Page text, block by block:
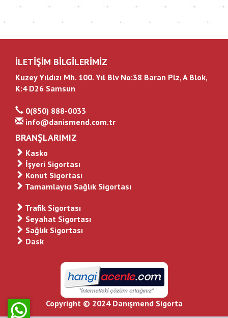
İLETİŞİM BİLGİLERİMİZ
Kuzey Yıldızı Mh. 100. Yıl Blv No:38 Baran Plz, A Blok,
K:4 D26 Samsun
0(850) 888-0033
info@danismend.com.tr
BRANŞLARIMIZ
Kasko
İşyeri Sigortası
Konut Sigortası
Tamamlayıcı Sağlık Sigortası
Trafik Sigortası
Seyahat Sigortası
Sağlık Sigortası
Dask
Copyright © 2024 Danışmend Sigorta